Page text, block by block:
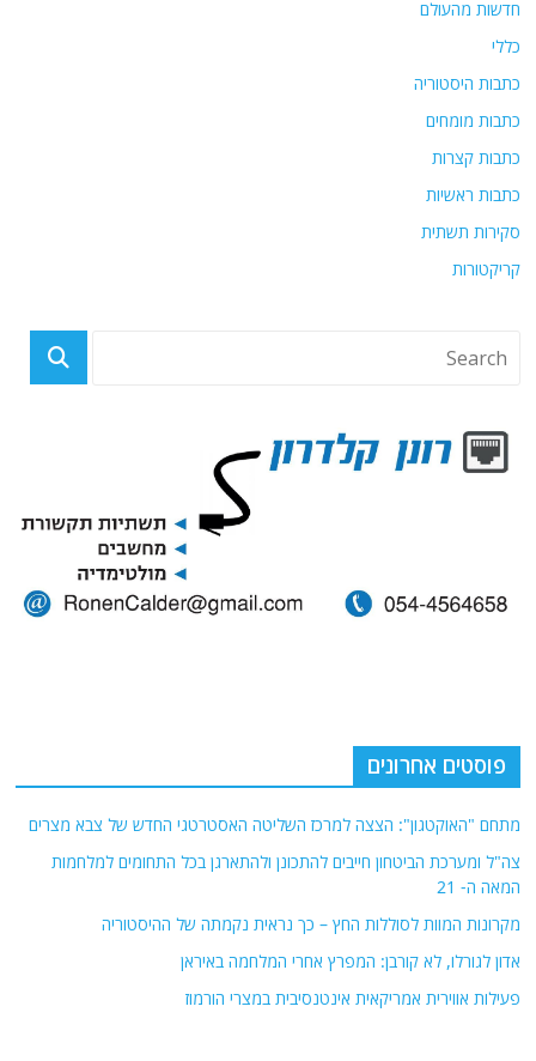
חדשות מהעולם
כללי
כתבות היסטוריה
כתבות מומחים
כתבות קצרות
כתבות ראשיות
סקירות תשתית
קריקטורות
פוסטים אחרונים
מתחם "האוקטגון": הצצה למרכז השליטה האסטרטגי החדש של צבא מצרים
צה"ל ומערכת הביטחון חייבים להתכונן ולהתארגן בכל התחומים למלחמות
המאה ה- 21
מקרונות המוות לסוללות החץ – כך נראית נקמתה של ההיסטוריה
אדון לגורלו, לא קורבן: המפרץ אחרי המלחמה באיראן
פעילות אווירית אמריקאית אינטנסיבית במצרי הורמוז